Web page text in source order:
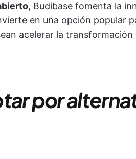
, Budibase fomenta la
en una opción popular
acelerar la
por